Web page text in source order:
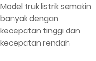
Model truk listrik semakin
banyak dengan
kecepatan tinggi dan
kecepatan rendah